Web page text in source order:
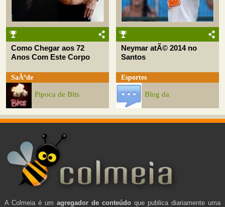
Como Chegar aos 72
Anos Com Este Corpo
SaÃºde
Pipoca de Bits
Neymar atÃ© 2014 no
Santos
Esportes
Blog da
A Colmeia é um agregador de conteúdo que publica diariamente uma